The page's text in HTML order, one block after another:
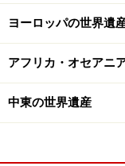
ファサード（正面
ェルモ）の作で、
ている。一方、
ヨーロッパの世界遺
アフリカ・オセアニ
中東の世界遺産